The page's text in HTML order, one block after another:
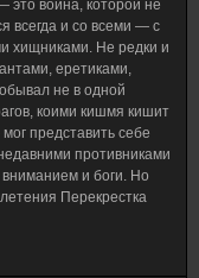
это война, которой не
всегда и со всеми — с
хищниками. Не редки и
еретиками,
не в одной
коими кишмя кишит
представить себе
противниками
и боги. Но
Перекрестка